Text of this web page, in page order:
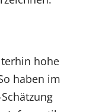
hohe
haben im